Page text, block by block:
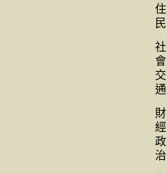
住
民
社
會
交
通
財
經
政
治